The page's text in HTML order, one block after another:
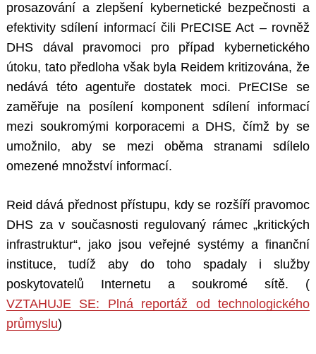
prosazování a zlepšení kybernetické bezpečnosti a
efektivity sdílení informací čili PrECISE Act – rovněž
DHS dával pravomoci pro případ kybernetického
útoku, tato předloha však byla Reidem kritizována, že
nedává této agentuře dostatek moci. PrECISe se
zaměřuje na posílení komponent sdílení informací
mezi soukromými korporacemi a DHS, čímž by se
umožnilo, aby se mezi oběma stranami sdílelo
omezené množství informací.
Reid dává přednost přístupu, kdy se rozšíří pravomoc
DHS za v současnosti regulovaný rámec „kritických
infrastruktur“, jako jsou veřejné systémy a finanční
instituce, tudíž aby do toho spadaly i služby
poskytovatelů Internetu a soukromé sítě. (
VZTAHUJE SE: Plná reportáž od technologického
průmyslu)